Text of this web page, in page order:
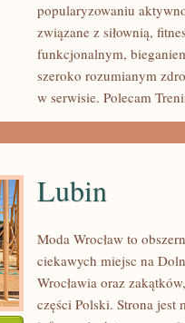
popularyzowaniu
związane z siłownią,
funkcjonalnym,
szeroko rozumianym
w serwisie. Polecam
Lubin
Moda Wrocław to
ciekawych miejsc na
Wrocławia oraz
części Polski. Strona jest